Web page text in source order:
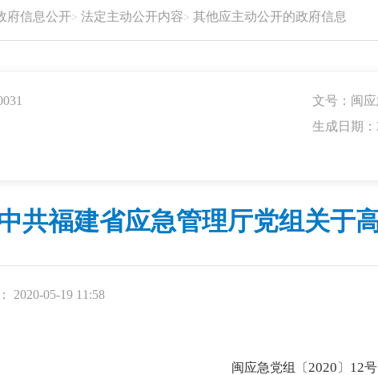
府信息公开 法定主动公开内容 其他应主动公开的政府信息
文号：闽
生成日期：
共福建省应急管理厅党组关于
2020-05-19 11:58
闽应急党组〔2020 〕 12号